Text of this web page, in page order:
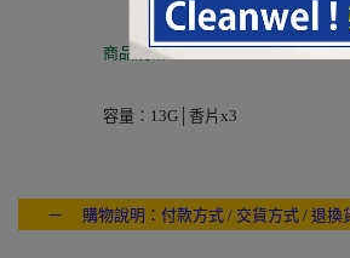
商品規格：
容量：13G│香片x3
－ 購物說明：付款方式 / 交貨方式 / 退換